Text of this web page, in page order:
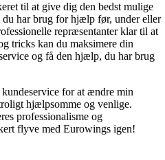
til at give dig den bedst mulige
du har brug for hjælp før, under eller
repræsentanter klar til at
tricks kan du maksimere din
og få den hjælp, du har brug
for at ændre min
hjælpsomme og venlige.
professionalisme og
flyve med Eurowings igen!